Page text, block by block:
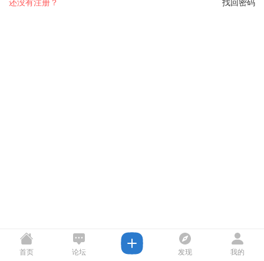
找回密码
还没有注册？
首页 论坛 发现 我的